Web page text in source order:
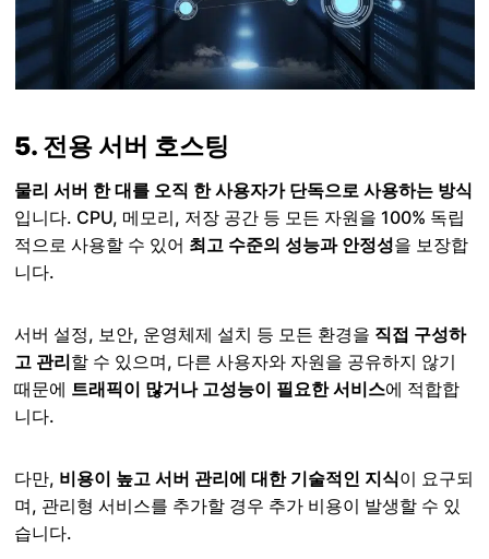
5. 전용 서버 호스팅
물리 서버 한 대를 오직 한 사용자가 단독으로 사용하는 방식
입니다. CPU, 메모리, 저장 공간 등 모든 자원을 100% 독립
적으로 사용할 수 있어 최고 수준의 성능과 안정성을 보장합
니다.
서버 설정, 보안, 운영체제 설치 등 모든 환경을 직접 구성하
고 관리할 수 있으며, 다른 사용자와 자원을 공유하지 않기
때문에 트래픽이 많거나 고성능이 필요한 서비스에 적합합
니다.
다만, 비용이 높고 서버 관리에 대한 기술적인 지식이 요구되
며, 관리형 서비스를 추가할 경우 추가 비용이 발생할 수 있
습니다.